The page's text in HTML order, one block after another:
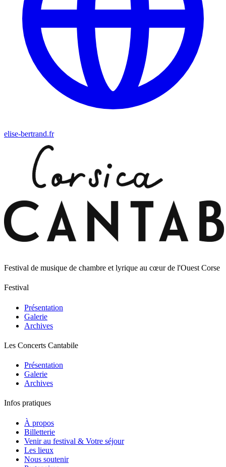
elise-bertrand.fr
Festival de musique de chambre et lyrique au cœur de l'Ouest Corse
Festival
Présentation
Galerie
Archives
Les Concerts Cantabile
Présentation
Galerie
Archives
Infos pratiques
À propos
Billetterie
Venir au festival & Votre séjour
Les lieux
Nous soutenir